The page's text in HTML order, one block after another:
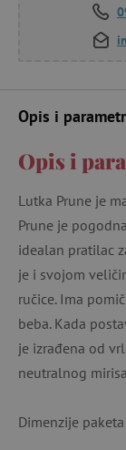
Opis i
Opis i
Lutka Prune je
Prune je
idealan pratilac
je i svojom
ručice. Ima
beba. Kada
je izrađena od
neutralnog
Dimenzije